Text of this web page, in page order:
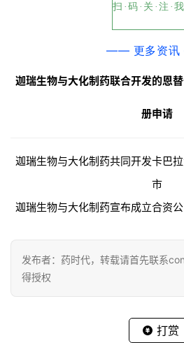
n
h
联
我
们
扫·码·关·注·
—— 更多资
迦瑞生物与大化制药联合开发的恩
册申请
迦瑞生物与大化制药共同开发卡巴
市
迦瑞生物与大化制药宣布成立合资
发布者：药时代，转载请首先联系
得授权
打赏